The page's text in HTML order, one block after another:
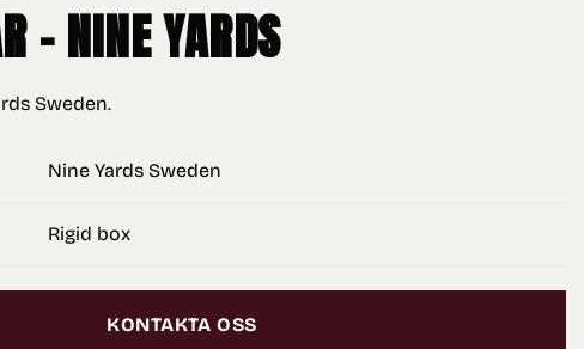
– NINE YARDS
Sweden.
Nine Yards Sweden
Rigid box
KONTAKTA OSS